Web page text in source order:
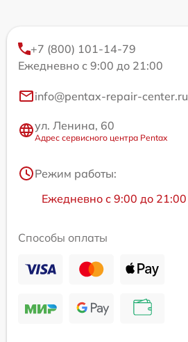
+7 (800) 101-14-79
Ежедневно с 9:00 до 21:00
info@pentax-repair-center.ru
ул. Ленина, 60
Адрес сервисного центра Pentax
Режим работы:
Ежедневно с 9:00 до 21:00
Способы оплаты